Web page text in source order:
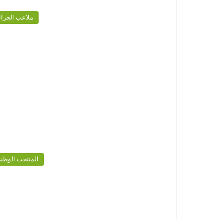
ملاعب
المنتخب